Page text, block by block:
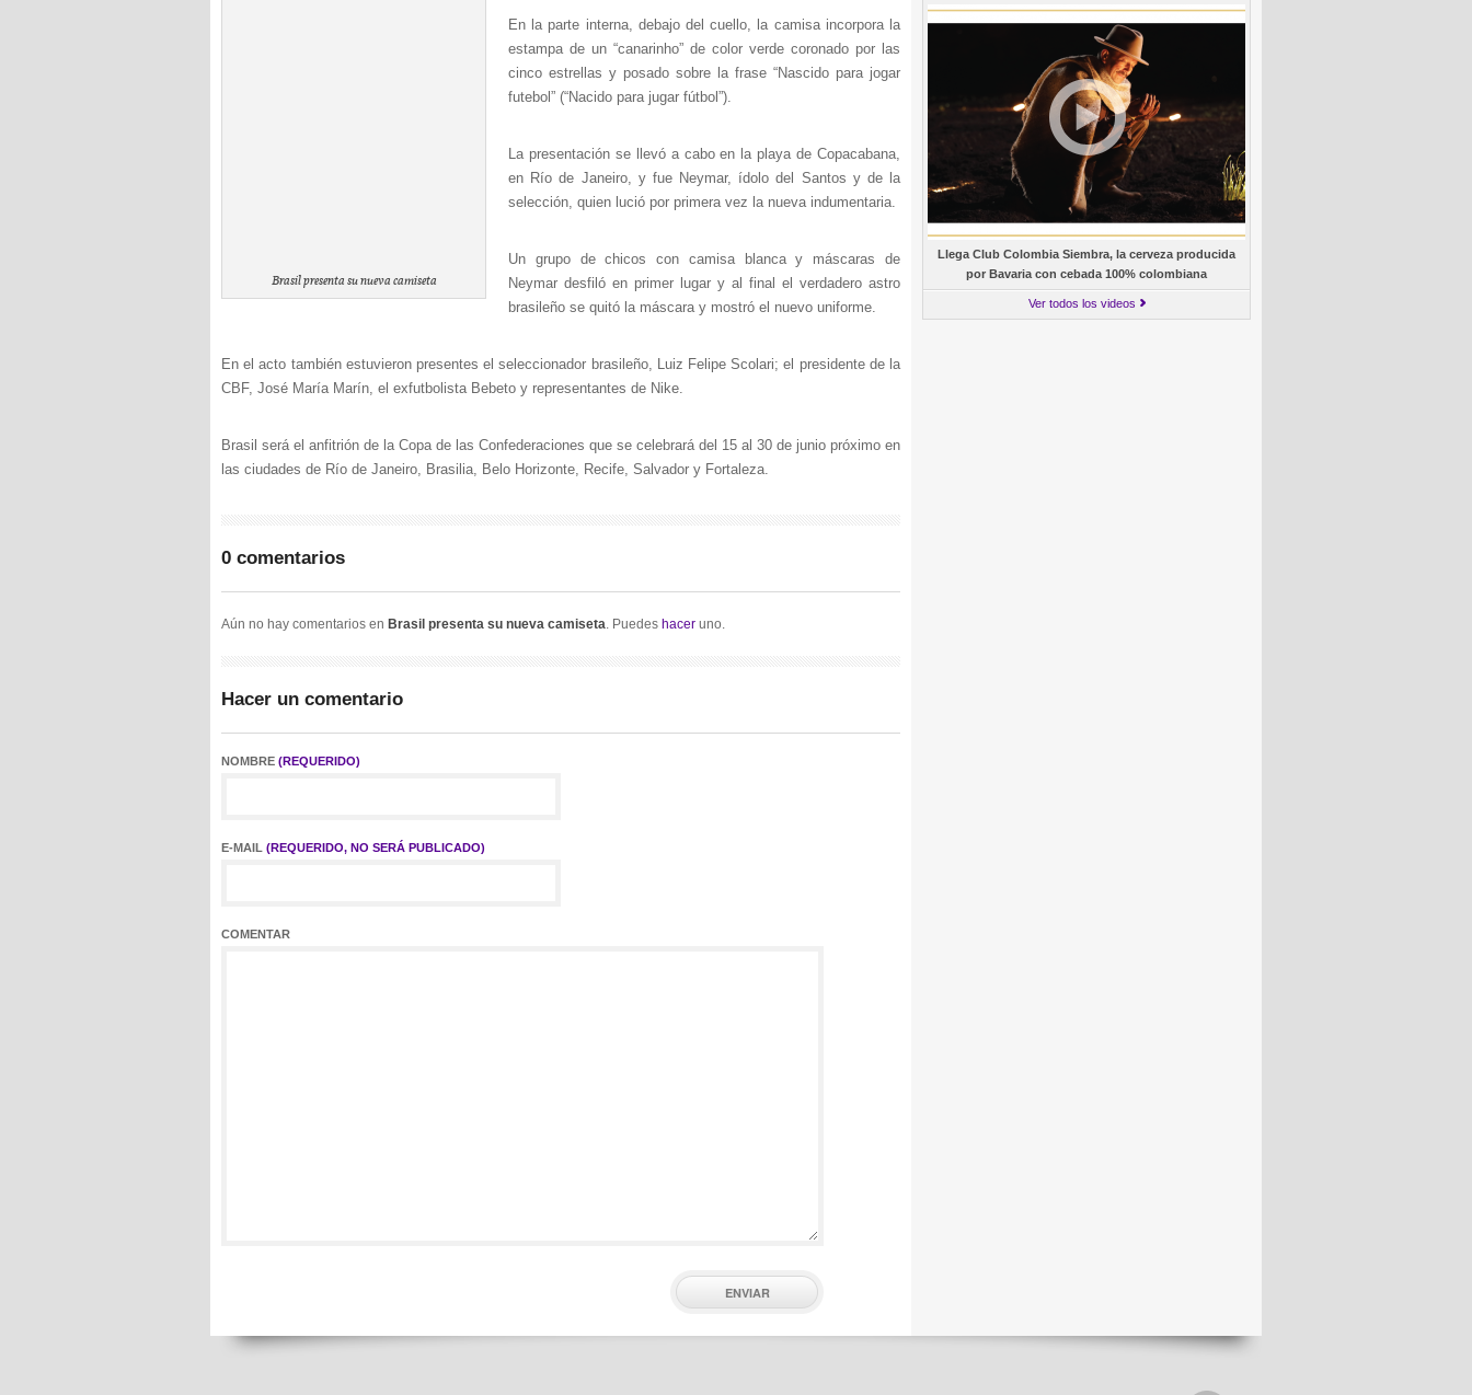
Brasil presenta su nueva camiseta
En la parte interna, debajo del cuello, la camisa incorpora la
estampa de un “canarinho” de color verde coronado por las
cinco estrellas y posado sobre la frase “Nascido para jogar
futebol” (“Nacido para jugar fútbol”).
La presentación se llevó a cabo en la playa de Copacabana,
en Río de Janeiro, y fue Neymar, ídolo del Santos y de la
selección, quien lució por primera vez la nueva indumentaria.
Un grupo de chicos con camisa blanca y máscaras de
Neymar desfiló en primer lugar y al final el verdadero astro
brasileño se quitó la máscara y mostró el nuevo uniforme.
En el acto también estuvieron presentes el seleccionador brasileño, Luiz Felipe Scolari; el presidente de la
CBF, José María Marín, el exfutbolista Bebeto y representantes de Nike.
Brasil será el anfitrión de la Copa de las Confederaciones que se celebrará del 15 al 30 de junio próximo en
las ciudades de Río de Janeiro, Brasilia, Belo Horizonte, Recife, Salvador y Fortaleza.
0 comentarios
Aún no hay comentarios en Brasil presenta su nueva camiseta. Puedes hacer uno.
Hacer un comentario
NOMBRE (REQUERIDO)
E-MAIL (REQUERIDO, NO SERÁ PUBLICADO)
COMENTAR
Llega Club Colombia Siembra, la cerveza producida
por Bavaria con cebada 100% colombiana
Ver todos los videos